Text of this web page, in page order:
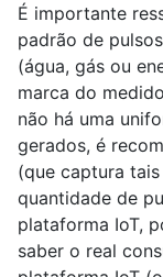
É importante
padrão de
(água, gás ou
marca do
não há uma
gerados, é
(que captura
quantidade de
plataforma IoT,
saber o real